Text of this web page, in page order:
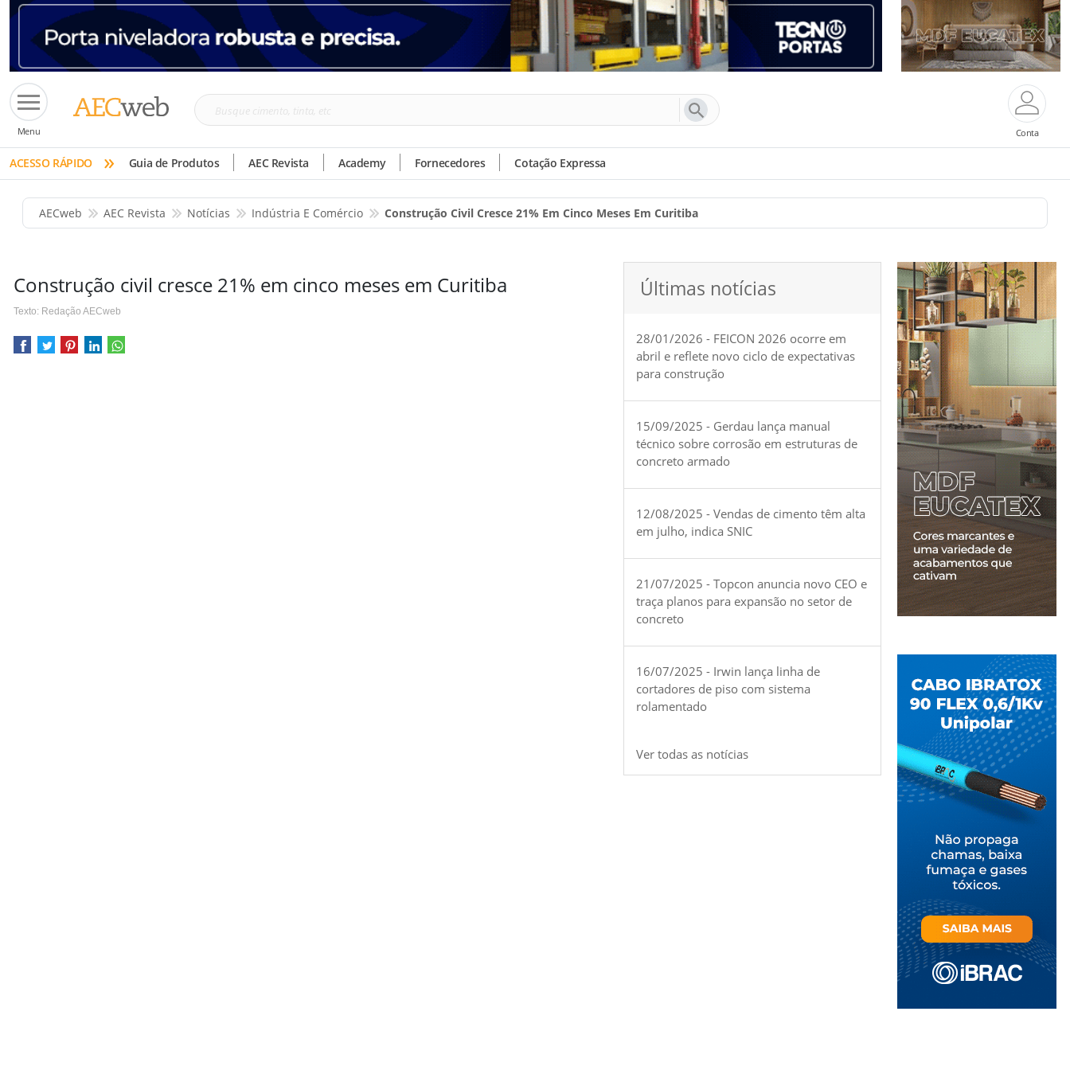
Menu
Busque
tinta,
etc
Conta
ACESSO RÁPIDO » Guia de Produtos AEC Revista Academy Fornecedores Cotação Expressa
AECweb AEC Revista Notícias Indústria E Comércio Construção Civil Cresce 21% Em Cinco Meses Em Curitiba
Construção civil cresce 21% em cinco meses em Curitiba
Texto: Redação AECweb
Últimas notícias
28/01/2026 - FEICON 2026 ocorre em
abril e reflete novo ciclo de expectativas
para construção
15/09/2025 - Gerdau lança manual
técnico sobre corrosão em estruturas de
concreto armado
12/08/2025 - Vendas de cimento têm alta
em julho, indica SNIC
21/07/2025 - Topcon anuncia novo CEO e
traça planos para expansão no setor de
concreto
16/07/2025 - Irwin lança linha de
cortadores de piso com sistema
rolamentado
Ver todas as notícias